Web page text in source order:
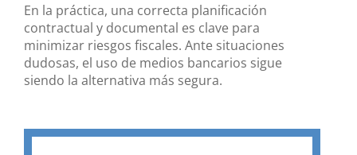
En la práctica, una correcta planificación
contractual y documental es clave para
minimizar riesgos fiscales. Ante situaciones
dudosas, el uso de medios bancarios sigue
siendo la alternativa más segura.